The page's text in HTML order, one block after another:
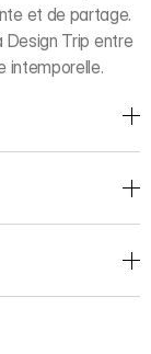
et de partage.
Design Trip entre
intemporelle.